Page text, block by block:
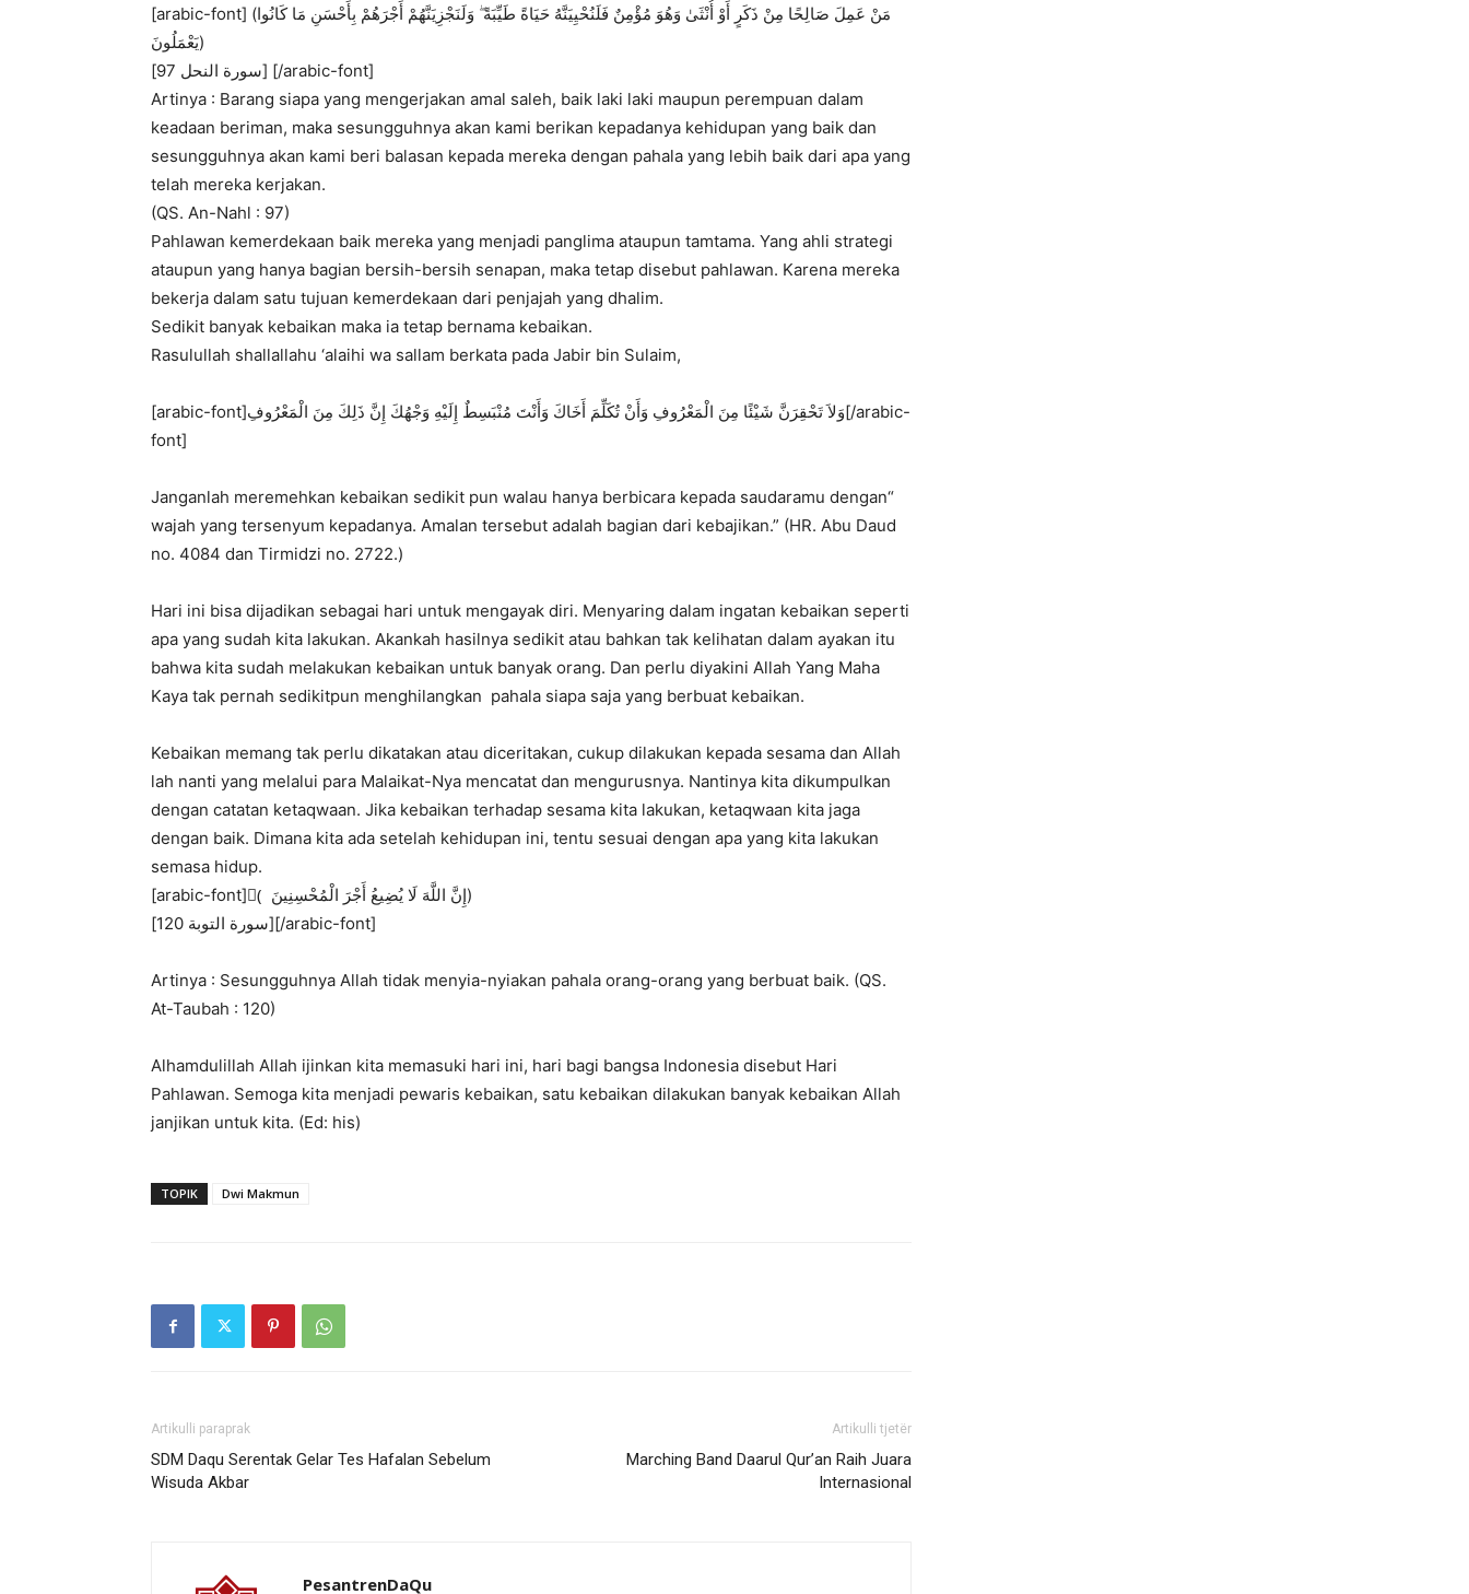
[arabic-font] (مَنْ عَمِلَ صَالِحًا مِنْ ذَكَرٍ أَوْ أُنْثَىٰ وَهُوَ مُؤْمِنٌ فَلَنُحْيِيَنَّهُ حَيَاةً طَيِّبَةً ۖ وَلَنَجْزِيَنَّهُمْ أَجْرَهُمْ بِأَحْسَنِ مَا كَانُوا
يَعْمَلُونَ)
[سورة النحل 97] [/arabic-font]
Artinya : Barang siapa yang mengerjakan amal saleh, baik laki laki maupun perempuan dalam
keadaan beriman, maka sesungguhnya akan kami berikan kepadanya kehidupan yang baik dan
sesungguhnya akan kami beri balasan kepada mereka dengan pahala yang lebih baik dari apa yang
telah mereka kerjakan.
(QS. An-Nahl : 97)
Pahlawan kemerdekaan baik mereka yang menjadi panglima ataupun tamtama. Yang ahli strategi
ataupun yang hanya bagian bersih-bersih senapan, maka tetap disebut pahlawan. Karena mereka
bekerja dalam satu tujuan kemerdekaan dari penjajah yang dhalim.
Sedikit banyak kebaikan maka ia tetap bernama kebaikan.
Rasulullah shallallahu ‘alaihi wa sallam berkata pada Jabir bin Sulaim,
[arabic-font]وَلاَ تَحْقِرَنَّ شَيْئًا مِنَ الْمَعْرُوفِ وَأَنْ تُكَلِّمَ أَخَاكَ وَأَنْتَ مُنْبَسِطٌ إِلَيْهِ وَجْهُكَ إِنَّ ذَلِكَ مِنَ الْمَعْرُوفِ[/arabic-
font]
“Janganlah meremehkan kebaikan sedikit pun walau hanya berbicara kepada saudaramu dengan
wajah yang tersenyum kepadanya. Amalan tersebut adalah bagian dari kebajikan.” (HR. Abu Daud
no. 4084 dan Tirmidzi no. 2722.)
Hari ini bisa dijadikan sebagai hari untuk mengayak diri. Menyaring dalam ingatan kebaikan seperti
apa yang sudah kita lakukan. Akankah hasilnya sedikit atau bahkan tak kelihatan dalam ayakan itu
bahwa kita sudah melakukan kebaikan untuk banyak orang. Dan perlu diyakini Allah Yang Maha
Kaya tak pernah sedikitpun menghilangkan pahala siapa saja yang berbuat kebaikan.
Kebaikan memang tak perlu dikatakan atau diceritakan, cukup dilakukan kepada sesama dan Allah
lah nanti yang melalui para Malaikat-Nya mencatat dan mengurusnya. Nantinya kita dikumpulkan
dengan catatan ketaqwaan. Jika kebaikan terhadap sesama kita lakukan, ketaqwaan kita jaga
dengan baik. Dimana kita ada setelah kehidupan ini, tentu sesuai dengan apa yang kita lakukan
semasa hidup.
[arabic-font](ٌ إِنَّ اللَّهَ لَا يُضِيعُ أَجْرَ الْمُحْسِنِينَ)
[سورة التوبة 120][/arabic-font]
Artinya : Sesungguhnya Allah tidak menyia-nyiakan pahala orang-orang yang berbuat baik. (QS.
At-Taubah : 120)
Alhamdulillah Allah ijinkan kita memasuki hari ini, hari bagi bangsa Indonesia disebut Hari
Pahlawan. Semoga kita menjadi pewaris kebaikan, satu kebaikan dilakukan banyak kebaikan Allah
janjikan untuk kita. (Ed: his)
TOPIK Dwi Makmun
Artikulli paraprak
SDM Daqu Serentak Gelar Tes Hafalan Sebelum
Wisuda Akbar
Artikulli tjetër
Marching Band Daarul Qur’an Raih Juara
Internasional
PesantrenDaQu